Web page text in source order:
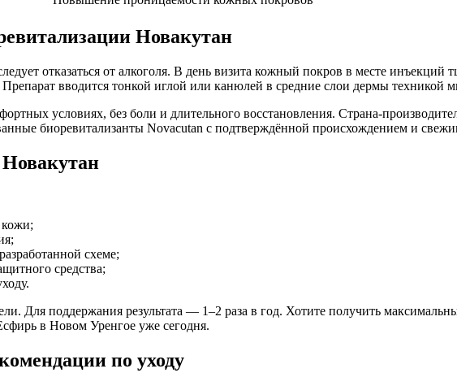
Новакутан
отказаться от алкоголя. В день визита кожный покров в месте
вводится тонкой иглой или канюлей в средние слои дермы техникой
условиях, без боли и длительного восстановления. Страна-
биоревитализанты Novacutan с подтверждённой происхождением и
кожи;
схеме;
средства;
Для поддержания результата — 1–2 раза в год. Хотите получить
в Новом Уренгое уже сегодня.
по уходу